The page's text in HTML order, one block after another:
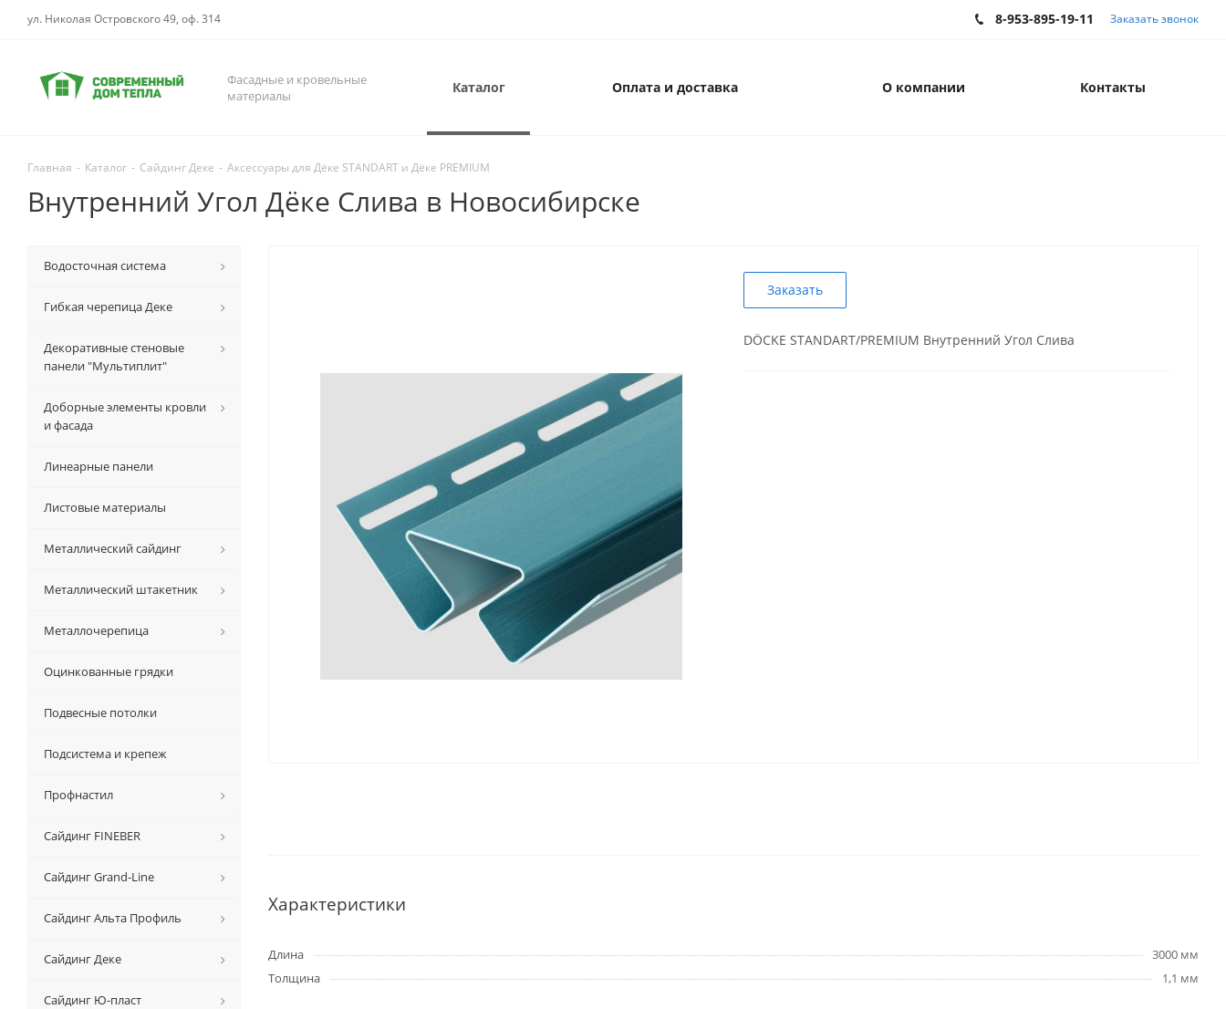
ул. Николая Островского 49, оф. 314 8-953-895-19-11 Заказать звонок
Фасадные и кровельные
материалы
Каталог Оплата и доставка О компании Контакты
Главная - Каталог - Сайдинг Деке - Аксессуары для Дёке STANDART и Дёке PREMIUM
Внутренний Угол Дёке Слива в Новосибирске
Заказать
DÖCKE STANDART/PREMIUM Внутренний Угол Слива
Характеристики
Длина
3000 мм
Толщина
1,1 мм
Водосточная система
Гибкая черепица Деке
Декоративные стеновые
панели "Мультиплит"
Доборные элементы кровли
и фасада
Линеарные панели
Листовые материалы
Металлический сайдинг
Металлический штакетник
Металлочерепица
Оцинкованные грядки
Подвесные потолки
Подсистема и крепеж
Профнастил
Сайдинг FINEBER
Сайдинг Grand-Line
Сайдинг Альта Профиль
Сайдинг Деке
Сайдинг Ю-пласт